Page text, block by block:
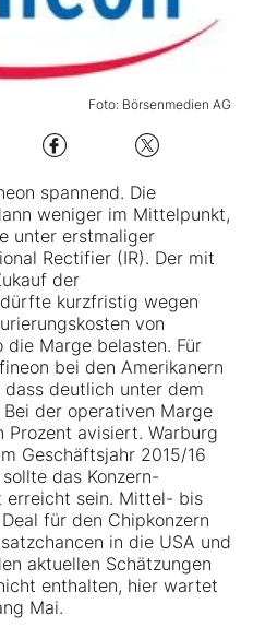
Foto: Börsenmedien AG
spannend. Die
weniger im Mittelpunkt,
unter erstmaliger
Rectifier (IR). Der mit
der
kurzfristig wegen
von
die Marge belasten. Für
bei den Amerikanern
deutlich unter dem
der operativen Marge
Prozent avisiert. Warburg
Geschäftsjahr 2015/16
das Konzern-
erreicht sein. Mittel- bis
für den Chipkonzern
in die USA und
aktuellen Schätzungen
enthalten, hier wartet
Mai.